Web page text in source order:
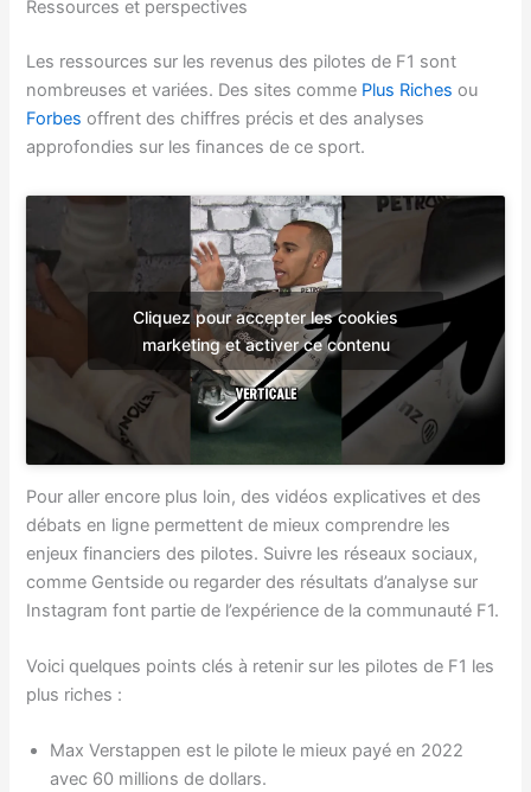
Ressources et perspectives
Les ressources sur les revenus des pilotes de F1 sont
nombreuses et variées. Des sites comme Plus Riches ou
Forbes offrent des chiffres précis et des analyses
approfondies sur les finances de ce sport.
Cliquez pour accepter les cookies
marketing et activer ce contenu
Pour aller encore plus loin, des vidéos explicatives et des
débats en ligne permettent de mieux comprendre les
enjeux financiers des pilotes. Suivre les réseaux sociaux,
comme Gentside ou regarder des résultats d’analyse sur
Instagram font partie de l’expérience de la communauté F1.
Voici quelques points clés à retenir sur les pilotes de F1 les
plus riches :
Max Verstappen est le pilote le mieux payé en 2022
avec 60 millions de dollars.